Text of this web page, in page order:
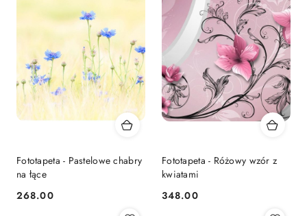
Fototapeta - Pastelowe chabry
na łące
Cena:
268.00
Fototapeta - Różowy wzór z
kwiatami
Cena:
348.00